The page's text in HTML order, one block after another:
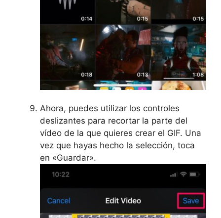
Ahora, puedes utilizar los controles
deslizantes para recortar la parte del
vídeo de la que quieres crear el GIF. Una
vez que hayas hecho la selección, toca
en «Guardar».